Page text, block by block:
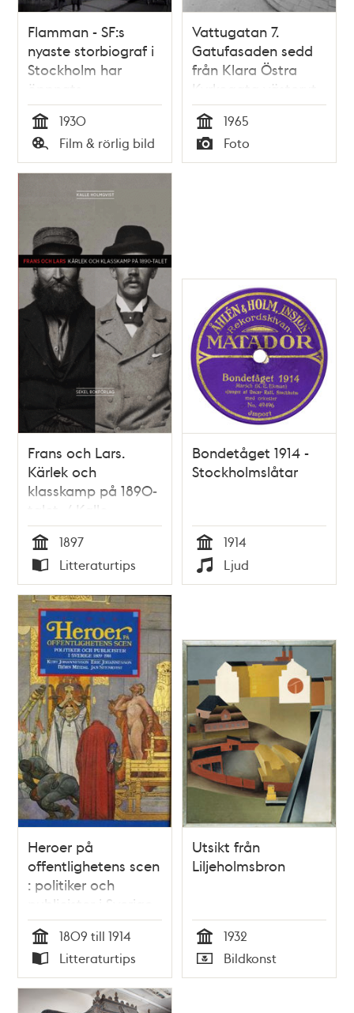
Flamman - SF:s
nyaste storbiograf i
Stockholm har
öppnats
Tid
1930
Typ
Film & rörlig bild
Vattugatan 7.
Gatufasaden sedd
från Klara Östra
Kyrkogata västerut.
Café Flamman
Tid
1965
Typ
Foto
Frans och Lars.
Kärlek och
klasskamp på 1890-
talet. / Kalle
Holmqvist
Tid
1897
Typ
Litteraturtips
Bondetåget 1914 -
Stockholmslåtar
Tid
1914
Typ
Ljud
Heroer på
offentlighetens scen
: politiker och
publicister i Sverige
1809-1914
Tid
1809 till 1914
Typ
Litteraturtips
Utsikt från
Liljeholmsbron
Tid
1932
Typ
Bildkonst